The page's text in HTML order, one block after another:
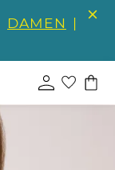
DAMEN |